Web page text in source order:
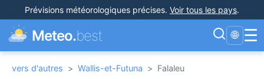
Prévisions météorologiques précises. Voir tous les pays.
Meteo.best 🌐 ☰
vers d'autres > Wallis-et-Futuna > Falaleu